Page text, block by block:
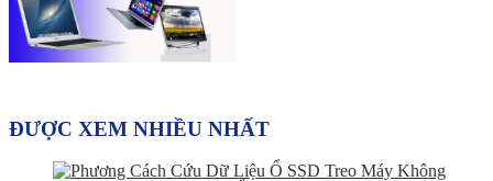
ĐƯỢC XEM NHIỀU NHẤT